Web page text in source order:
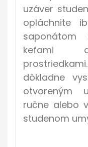
uzáver
opláchnite
saponátom
kefami
dôkladne
otvoreným
ručne alebo
studenom